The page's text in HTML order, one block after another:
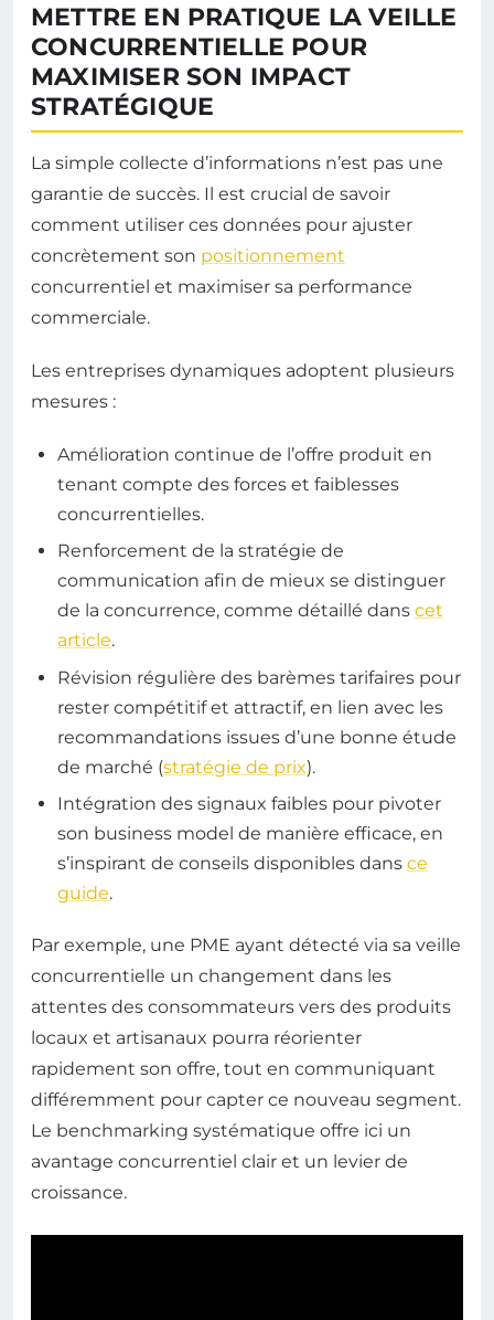
METTRE EN PRATIQUE LA VEILLE
CONCURRENTIELLE POUR
MAXIMISER SON IMPACT
STRATÉGIQUE
La simple collecte d’informations n’est pas une
garantie de succès. Il est crucial de savoir
comment utiliser ces données pour ajuster
concrètement son positionnement
concurrentiel et maximiser sa performance
commerciale.
Les entreprises dynamiques adoptent plusieurs
mesures :
Amélioration continue de l’offre produit en
tenant compte des forces et faiblesses
concurrentielles.
Renforcement de la stratégie de
communication afin de mieux se distinguer
de la concurrence, comme détaillé dans cet
article.
Révision régulière des barèmes tarifaires pour
rester compétitif et attractif, en lien avec les
recommandations issues d’une bonne étude
de marché (stratégie de prix).
Intégration des signaux faibles pour pivoter
son business model de manière efficace, en
s’inspirant de conseils disponibles dans ce
guide.
Par exemple, une PME ayant détecté via sa veille
concurrentielle un changement dans les
attentes des consommateurs vers des produits
locaux et artisanaux pourra réorienter
rapidement son offre, tout en communiquant
différemment pour capter ce nouveau segment.
Le benchmarking systématique offre ici un
avantage concurrentiel clair et un levier de
croissance.